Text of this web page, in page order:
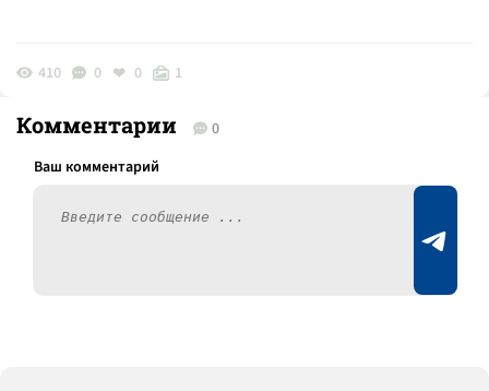
410 0 0 1
Комментарии 0